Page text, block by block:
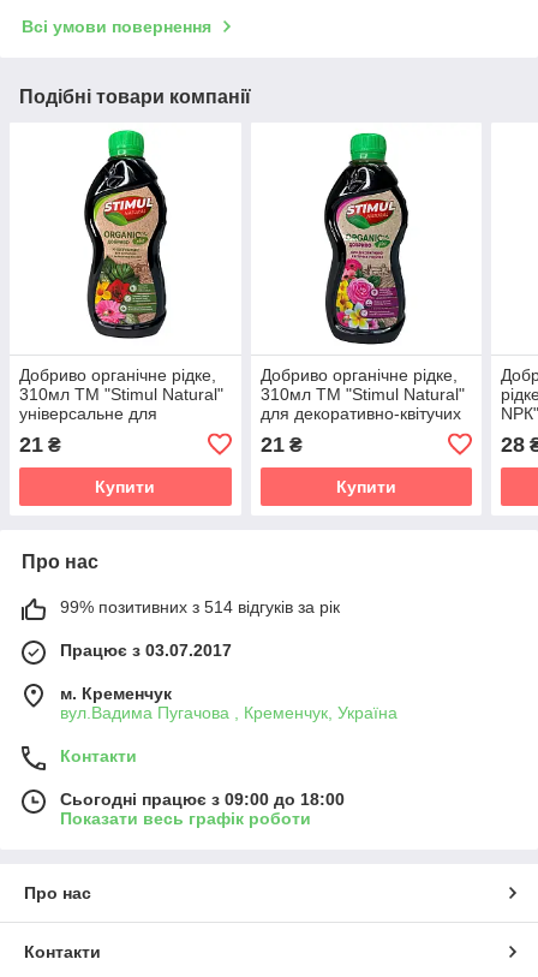
Всі умови повернення
Подібні товари компанії
Добриво органічне рідке,
310мл ТМ "Stimul Natural"
універсальне для
рослин
21 ₴
Купити
Добриво органічне рідке,
310мл ТМ "Stimul Natural"
для декоративно-квітучих
21₴
Купити
28
Про нас
99% позитивних з 514 відгуків за рік
Працює з 03.07.2017
м. Кременчук
вул.Вадима Пугачова , Кременчук, Україна
Контакти
Сьогодні працює з 09:00 до 18:00
Показати весь графік роботи
Про нас
Контакти